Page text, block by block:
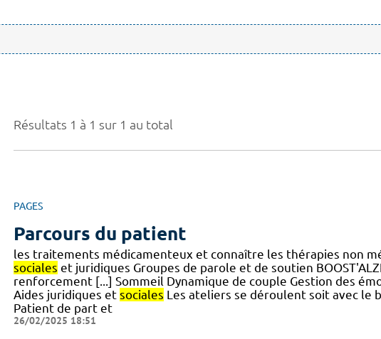
Résultats 1 à 1 sur 1 au total
PAGES
Parcours du patient
les traitements médicamenteux et connaître les thérapies non
sociales et juridiques Groupes de parole et de soutien
renforcement [...] Sommeil Dynamique de couple Gestion des
Aides juridiques et sociales Les ateliers se déroulent soit avec le
Patient de part et
26/02/2025 18:51